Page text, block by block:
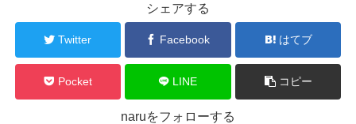
シェアする
Twitter Facebook はてブ
Pocket LINE コピー
naruをフォローする